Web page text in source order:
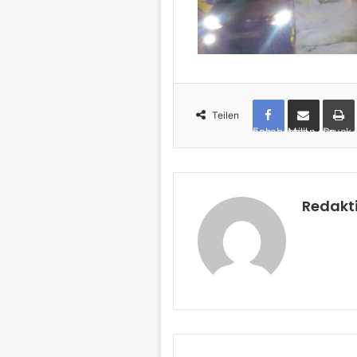
Teilen
Facebook per Mail teilen Drucken